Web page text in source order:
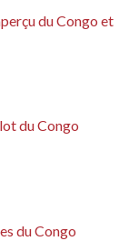
du Congo et
du Congo
du Congo